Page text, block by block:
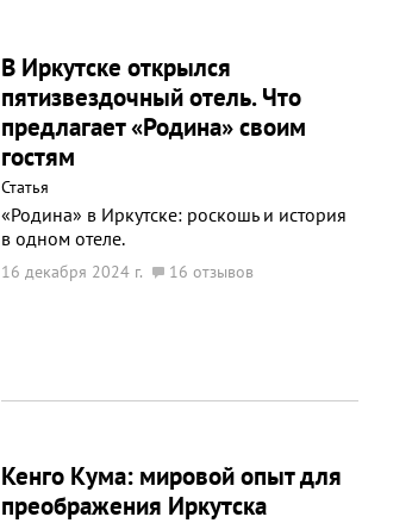
В Иркутске открылся
пятизвездочный отель. Что
предлагает «Родина» своим
гостям
Статья
«Родина» в Иркутске: роскошь и история
в одном отеле.
16 декабря 2024 г. 16 отзывов
Кенго Кума: мировой опыт для
преображения Иркутска